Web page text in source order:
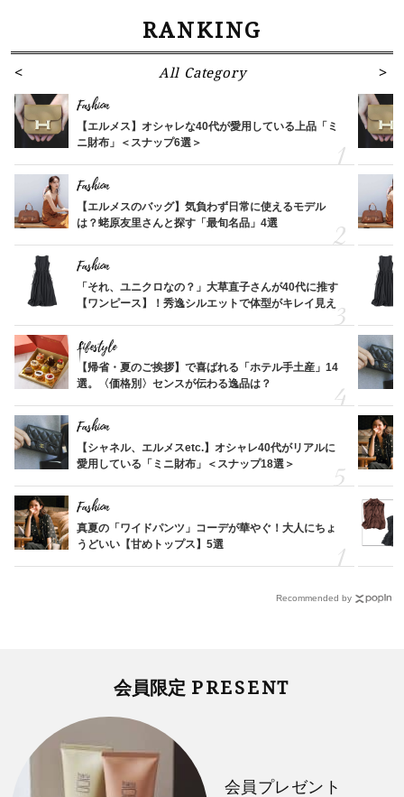
RANKING
All Category
Fashion
【エルメス】オシャレな40代が愛用している上品「ミ
ニ財布」＜スナップ6選＞
Fashion
【エルメスのバッグ】気負わず日常に使えるモデル
は？蛯原友里さんと探す「最旬名品」4選
Fashion
「それ、ユニクロなの？」大草直子さんが40代に推す
【ワンピース】！秀逸シルエットで体型がキレイ見え
Lifestyle
【帰省・夏のご挨拶】で喜ばれる「ホテル手土産」14
選。〈価格別〉センスが伝わる逸品は？
Fashion
【シャネル、エルメスetc.】オシャレ40代がリアルに
愛用している「ミニ財布」＜スナップ18選＞
Fashion
真夏の「ワイドパンツ」コーデが華やぐ！大人にちょ
うどいい【甘めトップス】5選
Recommended by
会員限定 PRESENT
会員プレゼント